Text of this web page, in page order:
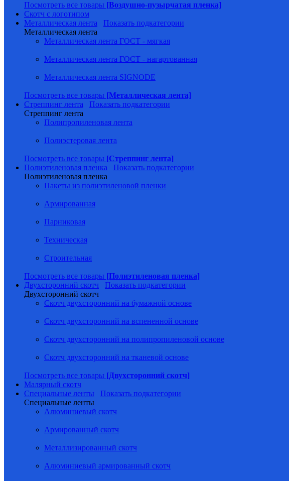
Посмотреть все товары [Воздушно-пузырчатая пленка]
Скотч с логотипом
Металлическая лента
Показать подкатегории
Металлическая лента
Металлическая лента ГОСТ - мягкая
Металлическая лента ГОСТ - нагартованная
Металлическая лента SIGNODE
Посмотреть все товары [Металлическая лента]
Стреппинг лента
Показать подкатегории
Стреппинг лента
Полипропиленовая лента
Полиэстеровая лента
Посмотреть все товары [Стреппинг лента]
Полиэтиленовая пленка
Показать подкатегории
Полиэтиленовая пленка
Пакеты из полиэтиленовой пленки
Армированная
Парниковая
Техническая
Строительная
Посмотреть все товары [Полиэтиленовая пленка]
Двухсторонний скотч
Показать подкатегории
Двухсторонний скотч
Скотч двухсторонний на бумажной основе
Скотч двухсторонний на вспененной основе
Скотч двухсторонний на полипропиленовой основе
Скотч двухсторонний на тканевой основе
Посмотреть все товары [Двухсторонний скотч]
Малярный скотч
Специальные ленты
Показать подкатегории
Специальные ленты
Алюминиевый скотч
Армированный скотч
Металлизированный скотч
Алюминиевый армированный скотч